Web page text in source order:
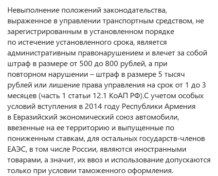
Невыполнение положений законодательства,
выраженное в управлении транспортным средством, не
зарегистрированным в установленном порядке
по истечение установленного срока, является
административным правонарушением и влечет за собой
штраф в размере от 500 до 800 рублей, а при
повторном нарушении – штраф в размере 5 тысяч
рублей или лишение права управления на срок от 1 до 3
месяцев (часть 1 статьи 12.1 КоАП РФ).С учетом особых
условий вступления в 2014 году Республики Армения
в Евразийский экономический союз автомобили,
ввезенные на ее территорию и выпущенные по
пониженным ставкам, для остальных государств-членов
ЕАЭС, в том числе России, являются иностранными
товарами, а значит, их ввоз и использование допускаются
только при условии таможенного оформления.